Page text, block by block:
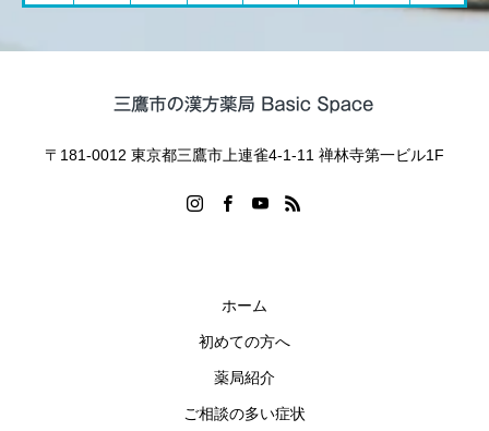
〒181-0012 東京都三鷹市上連雀4-1-11 禅林寺第一ビル1F
ホーム
初めての方へ
薬局紹介
ご相談の多い症状